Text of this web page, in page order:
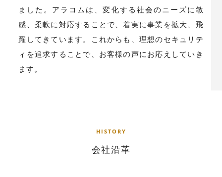
ました。アラコムは、変化する社会のニーズに敏
感、柔軟に対応することで、着実に事業を拡大、飛
躍してきています。これからも、理想のセキュリテ
ィを追求することで、お客様の声にお応えしていき
ます。
H I STO RY
会社沿革